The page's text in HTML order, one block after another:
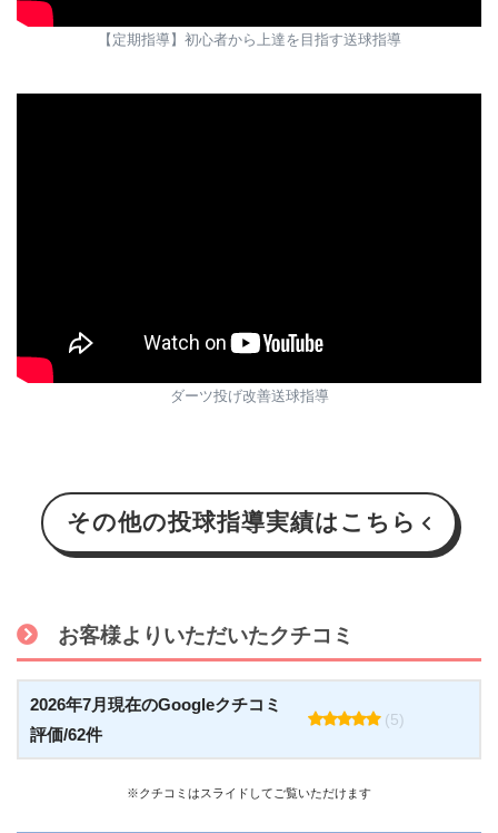
【定期指導】初心者から上達を目指す送球指導
ダーツ投げ改善送球指導
その他の投球指導実績はこちら
お客様よりいただいたクチコミ
2026年7月現在のGoogleクチコミ
評価/62件
(5)
※クチコミはスライドしてご覧いただけます